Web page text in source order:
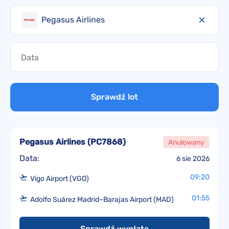
Pegasus Airlines
Sprawdź lot
Data: 6 sie 2026
Pegasus Airlines (PC7868) Anulowany
Vigo Airport (VGO) 09:20
Adolfo Suárez Madrid–Barajas Airport (MAD) 01:55